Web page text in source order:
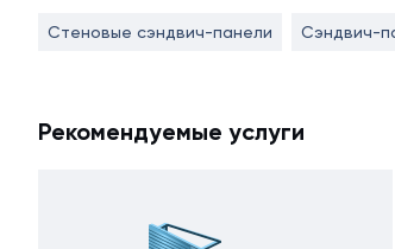
Стеновые сэндвич-панели Сэндвич-
Рекомендуемые услуги